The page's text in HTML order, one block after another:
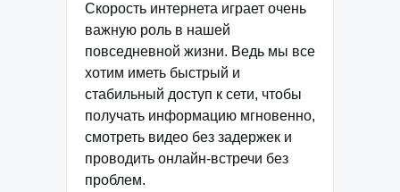
Скорость интернета играет очень
важную роль в нашей
повседневной жизни. Ведь мы все
хотим иметь быстрый и
стабильный доступ к сети, чтобы
получать информацию мгновенно,
смотреть видео без задержек и
проводить онлайн-встречи без
проблем.